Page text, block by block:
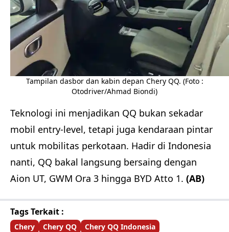
Tampilan dasbor dan kabin depan Chery QQ. (Foto :
Otodriver/Ahmad Biondi)
Teknologi ini menjadikan QQ bukan sekadar
mobil entry-level, tetapi juga kendaraan pintar
untuk mobilitas perkotaan. Hadir di Indonesia
nanti, QQ bakal langsung bersaing dengan
Aion UT, GWM Ora 3 hingga BYD Atto 1. (AB)
Tags Terkait :
Chery Chery QQ
Chery QQ Indonesia